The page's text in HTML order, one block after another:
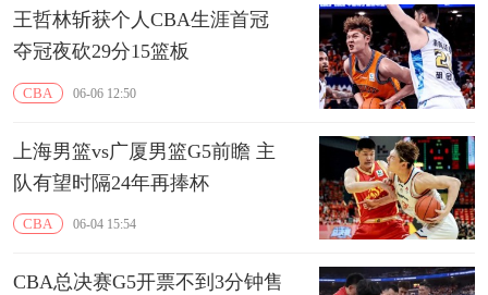
王哲林斩获个人CBA生涯首冠
夺冠夜砍29分15篮板
CBA 06-06 12:50
上海男篮vs广厦男篮G5前瞻 主
队有望时隔24年再捧杯
CBA 06-04 15:54
CBA总决赛G5开票不到3分钟售